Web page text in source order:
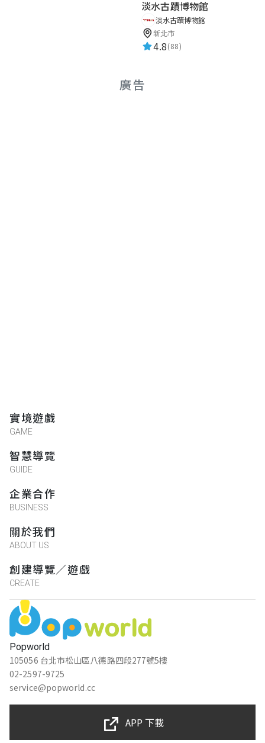
淡水古蹟博物館
淡水古蹟博物館
新北市
4.8(88)
廣告
Popworld
105056 台北市松山區八德路四段277號5樓
02-2597-9725
service@popworld.cc
實境遊戲
GAME
智慧導覽
GUIDE
企業合作
BUSINESS
關於我們
ABOUT US
創建導覽／遊戲
CREATE
APP 下載